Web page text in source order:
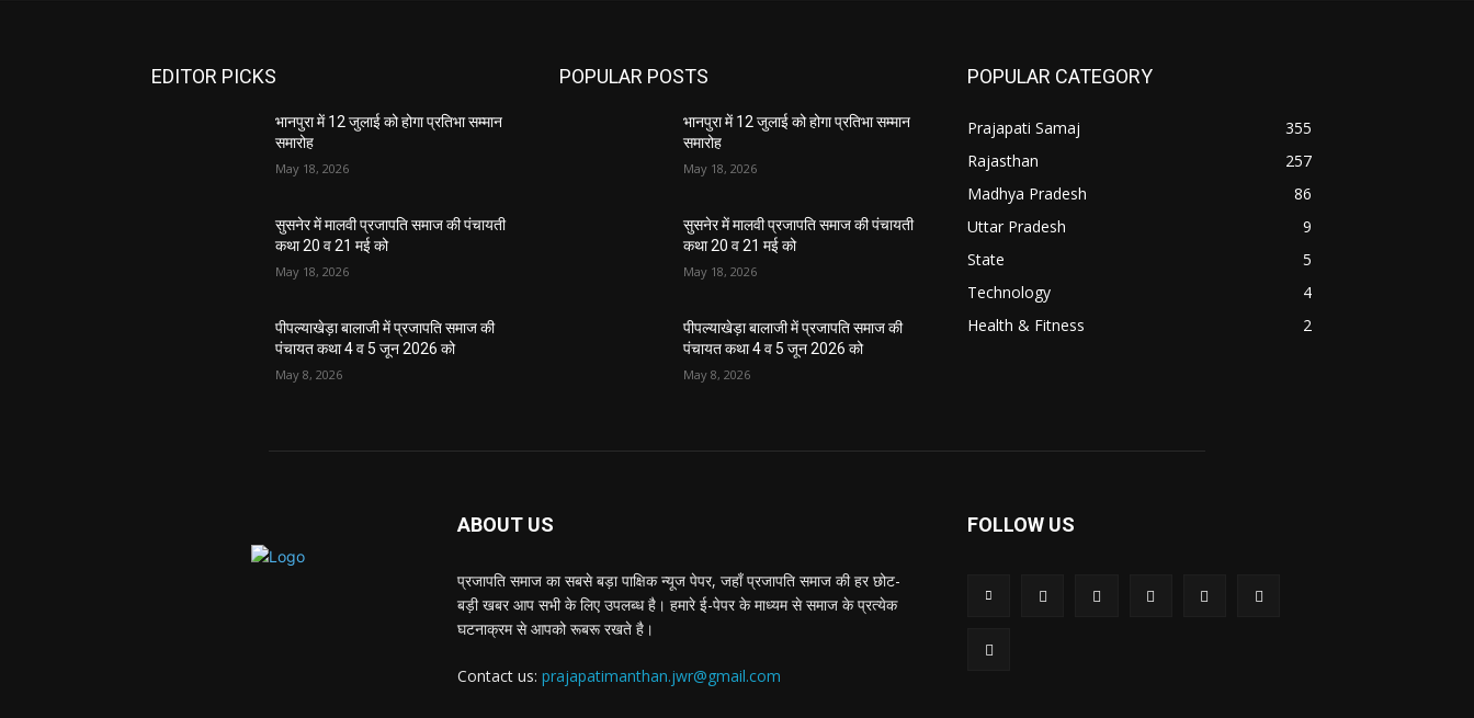
EDITOR PICKS
भानपुरा में 12 जुलाई को होगा प्रतिभा सम्मान
समारोह
May 18, 2026
सुसनेर में मालवी प्रजापति समाज की पंचायती
कथा 20 व 21 मई को
May 18, 2026
पीपल्याखेड़ा बालाजी में प्रजापति समाज की
पंचायत कथा 4 व 5 जून 2026 को
May 8, 2026
POPULAR POSTS
भानपुरा में 12 जुलाई को होगा प्रतिभा सम्मान
समारोह
May 18, 2026
सुसनेर में मालवी प्रजापति समाज की पंचायती
कथा 20 व 21 मई को
May 18, 2026
पीपल्याखेड़ा बालाजी में प्रजापति समाज की
पंचायत कथा 4 व 5 जून 2026 को
May 8, 2026
POPULAR CATEGORY
Prajapati Samaj
355
Rajasthan
257
Madhya Pradesh
86
Uttar Pradesh
9
State
5
Technology
4
Health & Fitness
2
ABOUT US
प्रजापति समाज का सबसे बड़ा पाक्षिक न्यूज पेपर, जहाँ प्रजापति समाज की हर छोट-
बड़ी खबर आप सभी के लिए उपलब्ध है। हमारे ई-पेपर के माध्यम से समाज के प्रत्येक
घटनाक्रम से आपको रूबरू रखते है।
Contact us: prajapatimanthan.jwr@gmail.com
FOLLOW US